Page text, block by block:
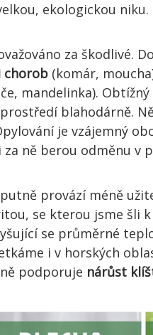
ekologickou niku.
za škodlivé.
chorob (komár,
mandelinka).
blahodárně.
je vzájemný
ně berou odměnu v
provází méně
se kterou jsme šli
se průměrné
i v horských
podporuje nárůst